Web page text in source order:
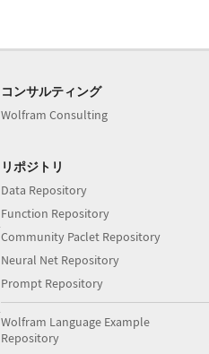
コンサルティング
Wolfram Consulting
リポジトリ
Data Repository
Function Repository
Community Paclet Repository
Neural Net Repository
Prompt Repository
Wolfram Language Example
Repository